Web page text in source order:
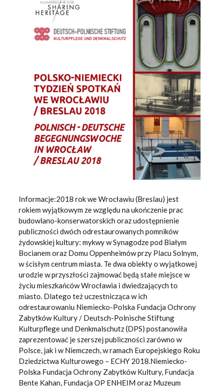
Informacje:2018 rok we Wrocławiu (Breslau) jest
rokiem wyjątkowym ze względu na ukończenie prac
budowlano-konserwatorskich oraz udostępnienie
publiczności dwóch odrestaurowanych pomników
żydowskiej kultury: mykwy w Synagodze pod Białym
Bocianem oraz Domu Oppenheimów przy Placu Solnym,
w ścisłym centrum miasta. Te dwa obiekty o wyjątkowej
urodzie w przyszłości zajmować będą stałe miejsce w
życiu mieszkańców Wrocławia i dwiedzających to
miasto. Dlatego też uczestnicząca w ich
odrestaurowaniu Niemiecko-Polska Fundacja Ochrony
Zabytków Kultury / Deutsch-Polnische Stiftung
Kulturpflege und Denkmalschutz (DPS) postanowiła
zaprezentować je szerszej publiczności zarówno w
Polsce, jak i w Niemczech, w ramach Europejskiego Roku
Dziedzictwa Kulturowego – ECHY 2018.Niemiecko-
Polska Fundacja Ochrony Zabytków Kultury, Fundacja
Bente Kahan, Fundacja OP ENHEIM oraz Muzeum